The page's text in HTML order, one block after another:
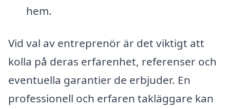
hem.
Vid val av entreprenör är det viktigt att
kolla på deras erfarenhet, referenser och
eventuella garantier de erbjuder. En
professionell och erfaren takläggare kan